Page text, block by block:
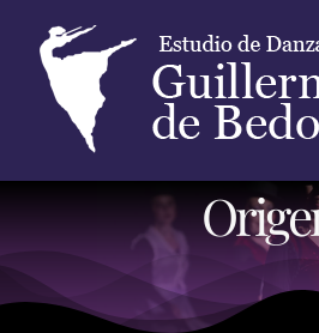
contenido